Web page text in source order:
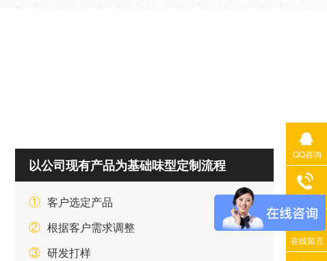
以公司现有产品为基础味型定制流程
① 客户选定产品
② 根据客户需求调整
③ 研发打样
QQ咨询
联系电话
在线留言